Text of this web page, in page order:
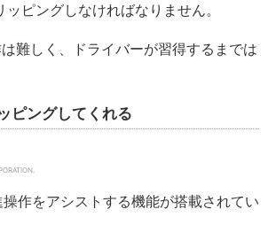
ピングしなければなりません。
難しく、ドライバーが習得するまでは
ピングしてくれる
作をアシストする機能が搭載されてい